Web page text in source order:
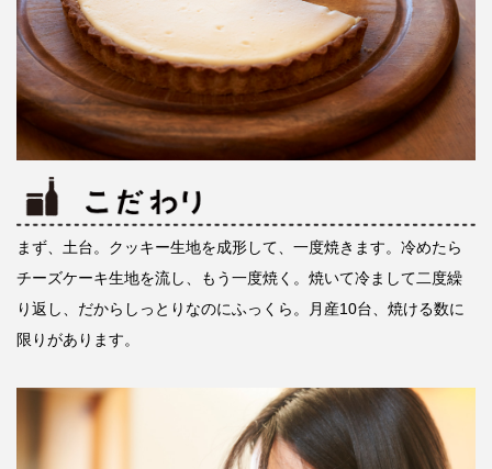
まず、土台。クッキー生地を成形して、一度焼きます。冷めたら
チーズケーキ生地を流し、もう一度焼く。焼いて冷まして二度繰
り返し、だからしっとりなのにふっくら。月産10台、焼ける数に
限りがあります。